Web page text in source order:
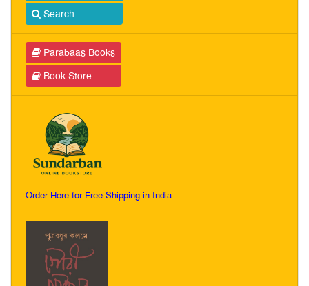
Search
Parabaas Books
Book Store
Order Here for Free Shipping in India